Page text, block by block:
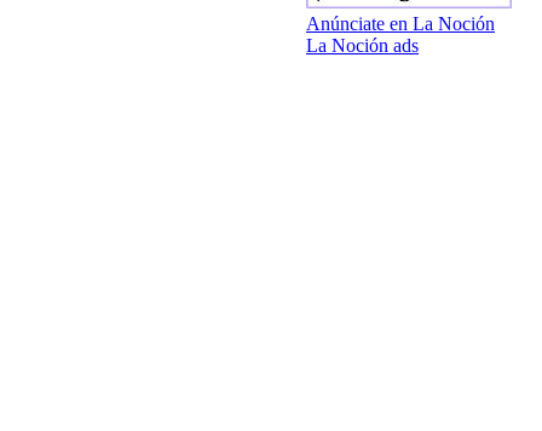
Anúnciate en La Noción
La Noción ads